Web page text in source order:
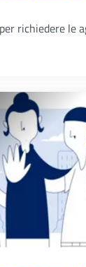
richiedere le